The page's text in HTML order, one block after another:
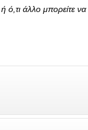
ό,τι άλλο μπορείτε